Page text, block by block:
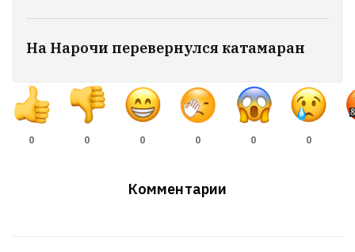
На Нарочи перевернулся катамаран
0 0 0 0 0 0
Комментарии
Не только молитвы. Ксендз Юрий
Санько — о TikTok, храпе на мессе
и играх в свободное время